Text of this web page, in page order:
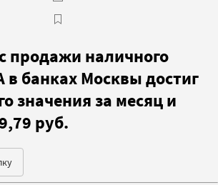
продажи наличного
банках Москвы достиг
значения за месяц и
руб.